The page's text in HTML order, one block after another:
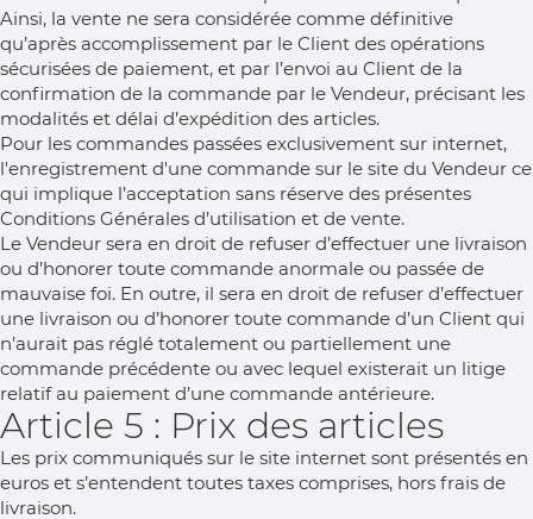
Ainsi, la vente ne sera considérée comme définitive
qu’après accomplissement par le Client des opérations
sécurisées de paiement, et par l’envoi au Client de la
confirmation de la commande par le Vendeur, précisant les
modalités et délai d’expédition des articles.
Pour les commandes passées exclusivement sur internet,
l'enregistrement d'une commande sur le site du Vendeur ce
qui implique l’acceptation sans réserve des présentes
Conditions Générales d’utilisation et de vente.
Le Vendeur sera en droit de refuser d’effectuer une livraison
ou d’honorer toute commande anormale ou passée de
mauvaise foi. En outre, il sera en droit de refuser d’effectuer
une livraison ou d’honorer toute commande d’un Client qui
n’aurait pas réglé totalement ou partiellement une
commande précédente ou avec lequel existerait un litige
relatif au paiement d’une commande antérieure.
Article 5 : Prix des articles
Les prix communiqués sur le site internet sont présentés en
euros et s’entendent toutes taxes comprises, hors frais de
livraison.